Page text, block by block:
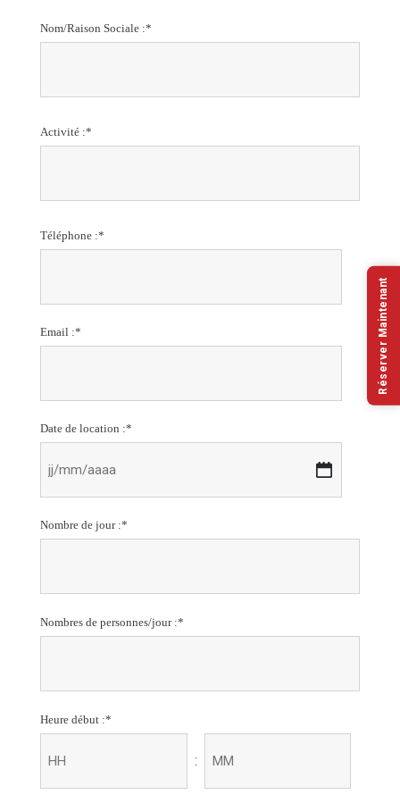
Nom/Raison Sociale :*
Activité :*
Téléphone :*
Email :*
Date de location :*
Nombre de jour :*
Nombres de personnes/jour :*
Heure début :*
:
Réserver Maintenant